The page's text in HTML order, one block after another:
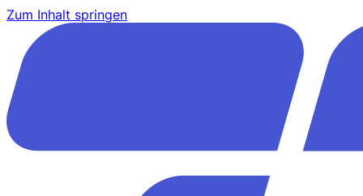
Zum Inhalt springen